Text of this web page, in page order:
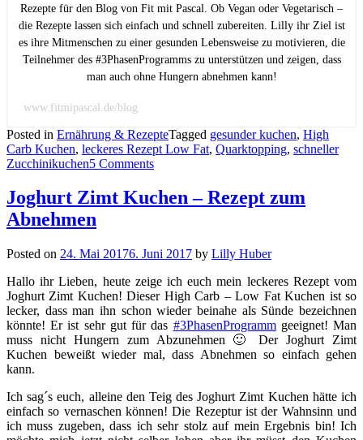
Rezepte für den Blog von Fit mit Pascal. Ob Vegan oder Vegetarisch –
die Rezepte lassen sich einfach und schnell zubereiten. Lilly ihr Ziel ist
es ihre Mitmenschen zu einer gesunden Lebensweise zu motivieren, die
Teilnehmer des #3PhasenProgramms zu unterstützen und zeigen, dass
man auch ohne Hungern abnehmen kann!
www.fitmipascal.de/blog
Posted in Ernährung & RezepteTagged gesunder kuchen, High
Carb Kuchen, leckeres Rezept Low Fat, Quarktopping, schneller
Zucchinikuchen5 Comments
Joghurt Zimt Kuchen – Rezept zum
Abnehmen
Posted on 24. Mai 20176. Juni 2017 by Lilly Huber
Hallo ihr Lieben, heute zeige ich euch mein leckeres Rezept vom
Joghurt Zimt Kuchen! Dieser High Carb – Low Fat Kuchen ist so
lecker, dass man ihn schon wieder beinahe als Sünde bezeichnen
könnte! Er ist sehr gut für das #3PhasenProgrammgeeignet! Man
muss nicht Hungern zum Abzunehmen 🙂 Der Joghurt Zimt
Kuchen beweißt wieder mal, dass Abnehmen so einfach gehen
kann.
Ich sag´s euch, alleine den Teig des Joghurt Zimt Kuchen hätte ich
einfach so vernaschen können! Die Rezeptur ist der Wahnsinn und
ich muss zugeben, dass ich sehr stolz auf mein Ergebnis bin! Ich